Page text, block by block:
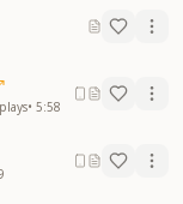
You
plays• 5:58